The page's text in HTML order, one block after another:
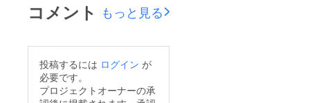
コメント もっと見る
投稿するには ログイン が
必要です。
プロジェクトオーナーの承